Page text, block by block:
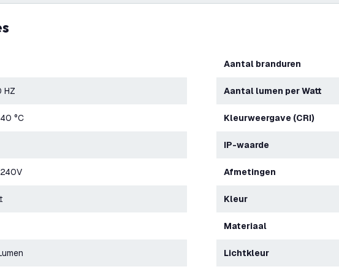
°C
Aantal branduren
Aantal lumen per Watt
Kleurweergave (CRI)
IP-waarde
Afmetingen
Kleur
Materiaal
Lichtkleur